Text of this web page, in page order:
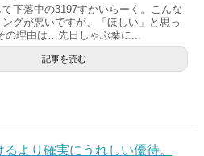
下落中の3197すかいらーく。こんな
ングが悪いですが、「ほしい」と思っ
の理由は…先日しゃぶ葉に...
記事を読む
より確実にうれしい優待。